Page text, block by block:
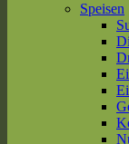
Speisen